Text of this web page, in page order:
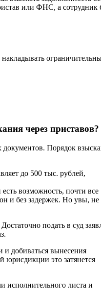
или ФНС, а сотрудник
через приставов?
Порядок
до 500 тыс. рублей,
возможность, почти все
и без задержек. Но увы, не
подать в суд
и добиваться вынесения
юрисдикции это затянется
исполнительного листа и